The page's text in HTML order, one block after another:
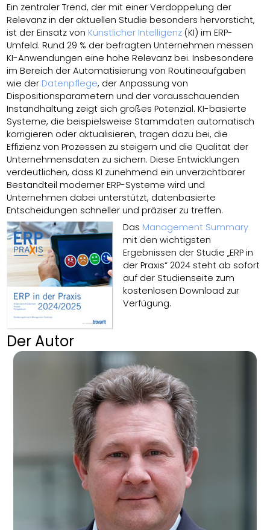
Ein zentraler Trend, der mit einer Verdoppelung der
Relevanz in der aktuellen Studie besonders hervorsticht,
ist der Einsatz von Künstlicher Intelligenz (KI) im ERP-
Umfeld. Rund 29 % der befragten Unternehmen messen
KI-Anwendungen eine hohe Relevanz bei. Insbesondere
im Bereich der Automatisierung von Routineaufgaben
wie der Datenpflege, der Anpassung von
Dispositionsparametern und der vorausschauenden
Instandhaltung zeigt sich großes Potenzial. KI-basierte
Systeme, die beispielsweise Stammdaten automatisch
korrigieren oder aktualisieren, tragen dazu bei, die
Effizienz von Prozessen zu steigern und die Qualität der
Unternehmensdaten zu sichern. Diese Entwicklungen
verdeutlichen, dass KI zunehmend ein unverzichtbarer
Bestandteil moderner ERP-Systeme wird und
Unternehmen dabei unterstützt, datenbasierte
Entscheidungen schneller und präziser zu treffen.
Das Management Summary
mit den wichtigsten
Ergebnissen der Studie „ERP in
der Praxis“ 2024 steht ab sofort
auf der Studienseite zum
kostenlosen Download zur
Verfügung.
Der Autor